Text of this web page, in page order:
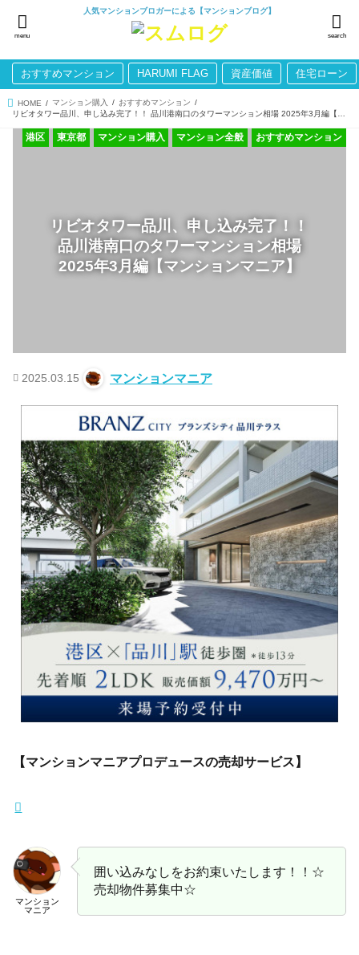
人気マンションブロガーによる【マンションブログ】
search
menu
おすすめマンション HARUMI FLAG 資産価値 住宅ローン
HOME マンション購入
おすすめマンション
リビオタワー品川、申し込み完了！！
品川港南口のタワーマンション相場
2025年3月編【マンションマニア】
おすすめマンション
マンション全般
マンション購入
東京都
港区
2025.03.15 マンションマニア
【マンションマニアプロデュースの売却サービス】
マンション
マニア
囲い込みなしをお約束いたします！！☆
売却物件募集中☆